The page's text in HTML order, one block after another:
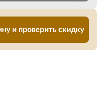
и проверить скидку